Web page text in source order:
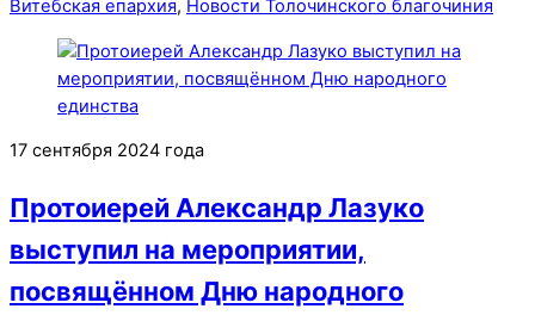
Витебская епархия, Новости Толочинского благочиния
17 сентября 2024 года
Протоиерей Александр Лазуко
выступил на мероприятии,
посвящённом Дню народного